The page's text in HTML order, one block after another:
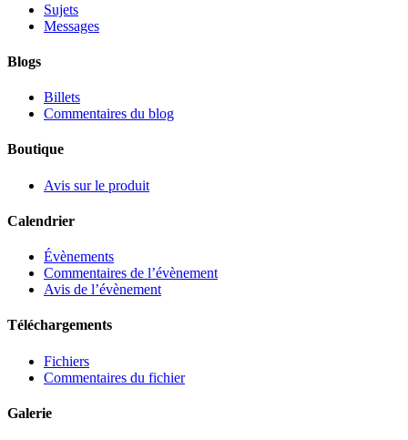
Sujets
Messages
Blogs
Billets
Commentaires du blog
Boutique
Avis sur le produit
Calendrier
Évènements
Commentaires de l’évènement
Avis de l’évènement
Téléchargements
Fichiers
Commentaires du fichier
Galerie